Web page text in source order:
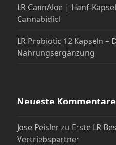
LR CannAloe | Hanf-
Cannabidiol
LR Probiotic 12 Kapseln –
Nahrungsergänzung
Neueste Kommentare
Jose Peislerzu Erste LR
Vertriebspartner